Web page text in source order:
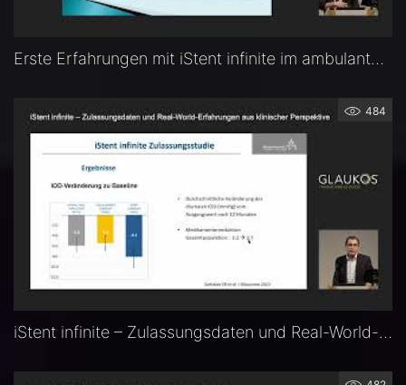
Erste Erfahrungen mit iStent infinite im ambulanten Setting — Dr. Nikolaos Tsiampalis (Essen)
484
iStent infinite – Zulassungsdaten und Real-World-Erfahrungen aus klinischer Perspektive — Prof. Dr. Fritz Hengerer (Frankfurt)